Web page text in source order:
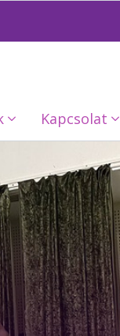
Kapcsolat